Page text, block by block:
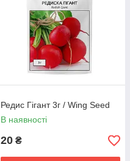
Редис Гігант 3г / Wing Seed
В наявності
20 ₴